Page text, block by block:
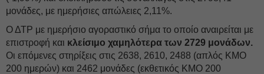
μονάδες, με ημερήσιες απώλειες 2,11%.
Ο ΔΤΡ με ημερήσιο αγοραστικό σήμα το οποίο αναιρείται με
επιστροφή και κλείσιμο χαμηλότερα των 2729 μονάδων.
Οι επόμενες στηρίξεις στις 2638, 2610, 2488 (απλός ΚΜΟ
200 ημερών) και 2462 μονάδες (εκθετικός ΚΜΟ 200